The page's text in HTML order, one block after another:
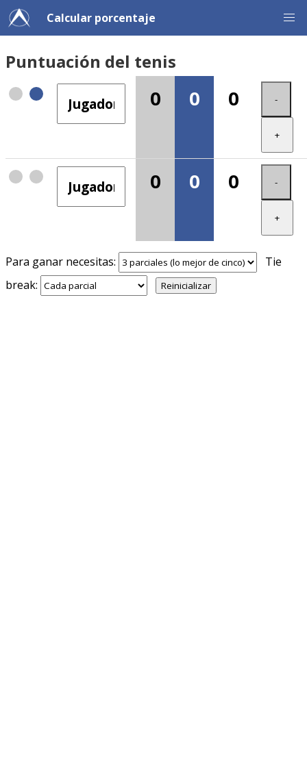
Calcular porcentaje
Puntuación del tenis
0 0 0 -
+
0 0 0 -
+
Para ganar necesitas:
Tie
break:
Reinicializar